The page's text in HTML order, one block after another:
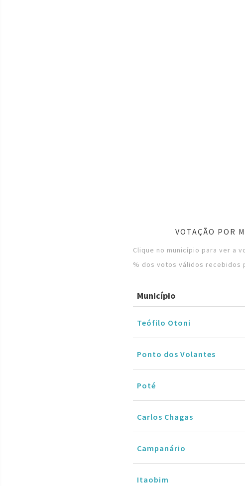
VOTAÇÃO POR
Clique no município para ver a
% dos votos válidos recebidos
Município
Teófilo Otoni
Ponto dos Volantes
Poté
Carlos Chagas
Campanário
Itaobim